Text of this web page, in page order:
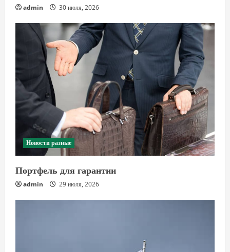
admin 30 июля, 2026
Новости разные
Портфель для гарантии
admin 29 июля, 2026